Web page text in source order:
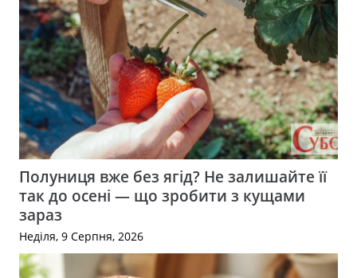
Полуниця вже без ягід? Не залишайте її
так до осені — що зробити з кущами
зараз
Неділя, 9 Серпня, 2026